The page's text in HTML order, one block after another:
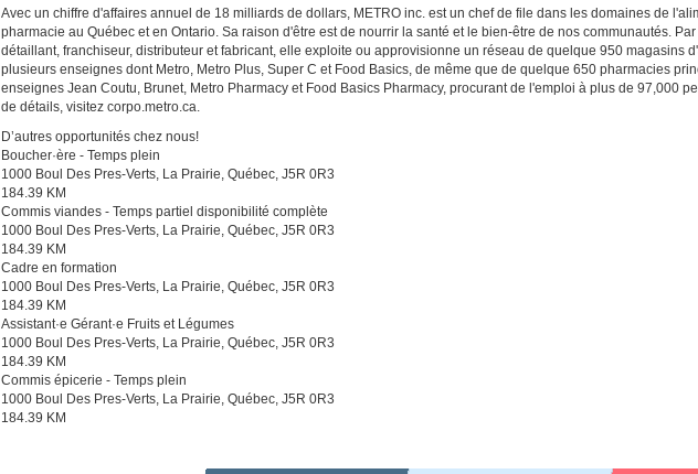
Avec un chiffre d'affaires annuel de 18 milliards de dollars, METRO inc. est un chef de file dans les domaines de
pharmacie au Québec et en Ontario. Sa raison d'être est de nourrir la santé et le bien-être de nos communautés.
détaillant, franchiseur, distributeur et fabricant, elle exploite ou approvisionne un réseau de quelque 950 magasins
plusieurs enseignes dont Metro, Metro Plus, Super C et Food Basics, de même que de quelque 650 pharmacies
enseignes Jean Coutu, Brunet, Metro Pharmacy et Food Basics Pharmacy, procurant de l'emploi à plus de 97,000
de détails, visitez corpo.metro.ca.
D’autres opportunités chez nous!
Boucher·ère - Temps plein
1000 Boul Des Pres-Verts, La Prairie, Québec, J5R 0R3
184.39 KM
Commis viandes - Temps partiel disponibilité complète
1000 Boul Des Pres-Verts, La Prairie, Québec, J5R 0R3
184.39 KM
Cadre en formation
1000 Boul Des Pres-Verts, La Prairie, Québec, J5R 0R3
184.39 KM
Assistant·e Gérant·e Fruits et Légumes
1000 Boul Des Pres-Verts, La Prairie, Québec, J5R 0R3
184.39 KM
Commis épicerie - Temps plein
1000 Boul Des Pres-Verts, La Prairie, Québec, J5R 0R3
184.39 KM